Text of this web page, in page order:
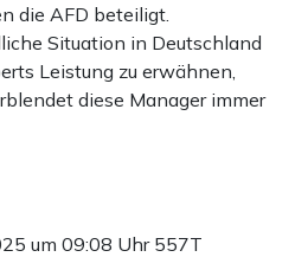
die AFD beteiligt.
Situation in Deutschland
Leistung zu erwähnen,
diese Manager immer
um 09:08 Uhr 557T